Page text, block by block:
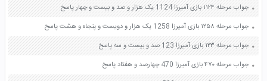
جواب مرحله ۱۱۲۴ بازی آمیرزا 1124 یک هزار و صد و بیست و چهار پاسخ
جواب مرحله ۱۲۵۸ بازی آمیرزا 1258 یک هزار و دویست و پنجاه و هشت پاسخ
جواب مرحله ۱۲۳ بازی آمیرزا 123 صد و بیست و سه پاسخ
جواب مرحله ۴۷۰ بازی آمیرزا 470 چهارصد و هفتاد پاسخ